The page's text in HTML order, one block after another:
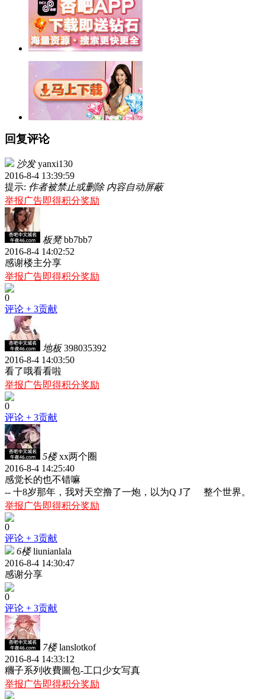
回复评论
沙发 yanxi130
2016-8-4 13:39:59
提示: 作者被禁止或删除 内容自动屏蔽
举报广告即得积分奖励
板凳 bb7bb7
2016-8-4 14:02:52
感谢楼主分享
举报广告即得积分奖励
0
评论 + 3贡献
地板 398035392
2016-8-4 14:03:50
看了哦看看啦
举报广告即得积分奖励
0
评论 + 3贡献
5楼 xx两个圈
2016-8-4 14:25:40
感觉长的也不错嘛
-- 十8岁那年，我对天空撸了一炮，以为Q J了 整个世界。
举报广告即得积分奖励
0
评论 + 3贡献
6楼 liunianlala
2016-8-4 14:30:47
感谢分享
0
评论 + 3贡献
7楼 lanslotkof
2016-8-4 14:33:12
糰子系列收費圖包-工口少女写真
举报广告即得积分奖励